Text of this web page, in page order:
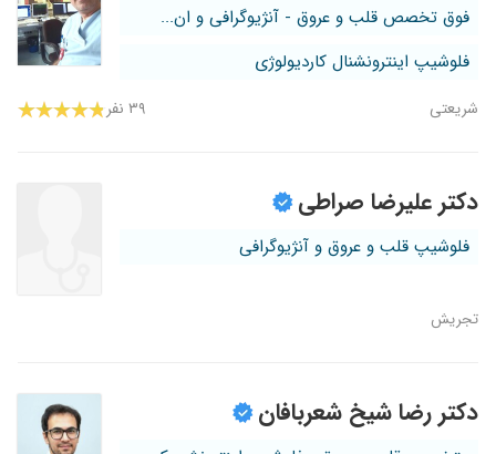
فوق تخصص قلب و عروق - آنژیوگرافی و ان...
فلوشیپ اینترونشنال کاردیولوژی
شریعتی ۳۹ نفر
دکتر علیرضا صراطی
فلوشیپ قلب و عروق و آنژیوگرافی
تجریش
دکتر رضا شیخ شعربافان